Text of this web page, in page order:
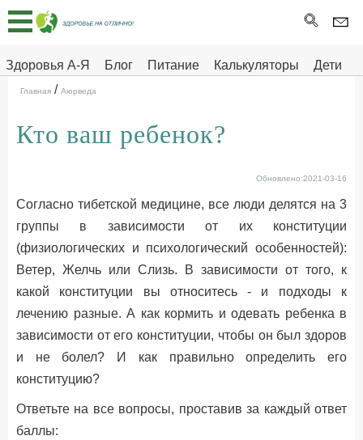
Здоровья А-Я Блог Питание Калькуляторы
Дети
Главная
Тесты
Про
ДЕТЯМ
Главная / Аюрведа
Кто ваш ребенок?
Обновлено:2021-03-16
Согласно тибетской медицине, все люди делятся на 3
группы в зависимости от их конституции
(физиологических и психологический особенностей):
Ветер, Желчь или Слизь. В зависимости от того, к
какой конституции вы относитесь - и подходы к
лечению разные. А как кормить и одевать ребенка в
зависимости от его конституции, чтобы он был здоров
и не болел? И как правильно определить его
конституцию?
Ответьте на все вопросы, проставив за каждый ответ
баллы: